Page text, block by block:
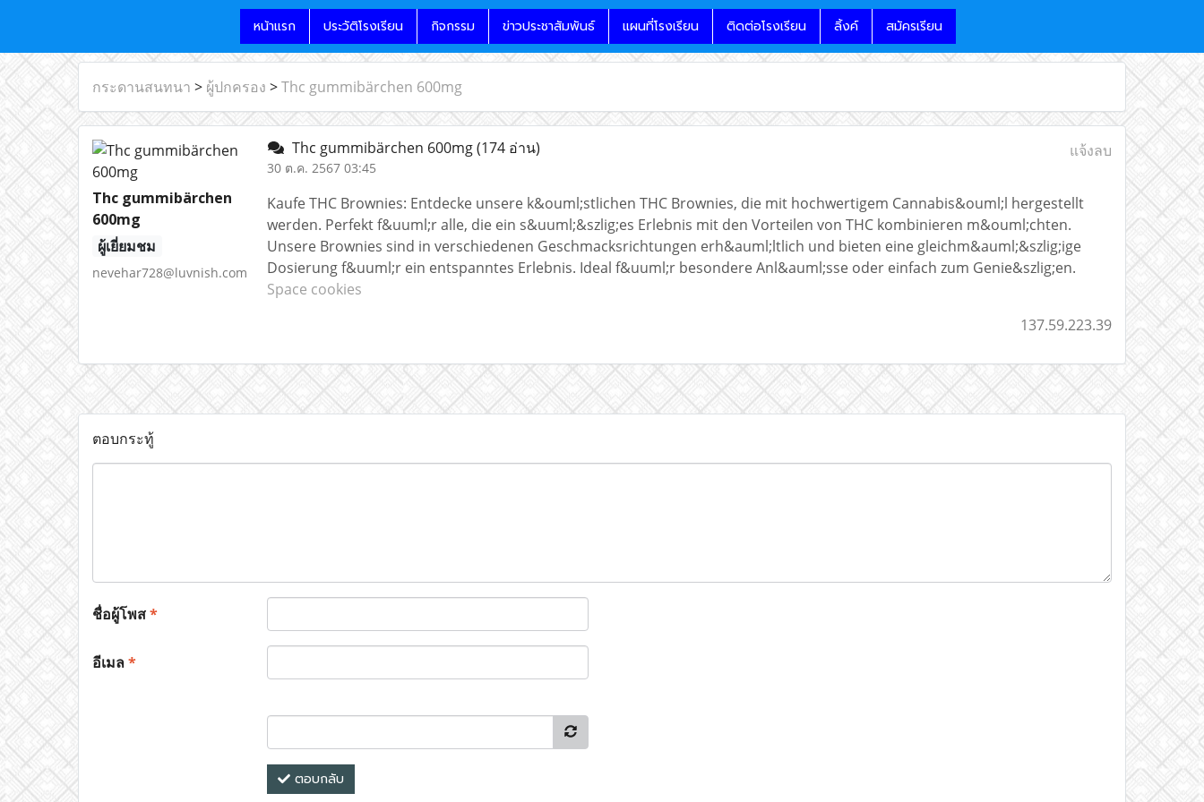
หน้าแรก ประวัติโรงเรียน กิจกรรม ข่าวประชาสัมพันธ์ แผนที่โรงเรียน ติดต่อโรงเรียน ลิ้งค์ สมัครเรียน
กระดานสนทนา > ผู้ปกครอง >Thc gummibärchen 600mg
Thc gummibärchen
600mg
ผู้เยี่ยมชม
nevehar728@luvnish.com
Thc gummibärchen 600mg(174 อ่าน)
30 ต.ค. 2567 03:45
แจ้งลบ
Kaufe THC Brownies: Entdecke unsere k&ouml;stlichen THC Brownies, die mit hochwertigem Cannabis&ouml;l hergestellt
werden. Perfekt f&uuml;r alle, die ein s&uuml;&szlig;es Erlebnis mit den Vorteilen von THC kombinieren m&ouml;chten.
Unsere Brownies sind in verschiedenen Geschmacksrichtungen erh&auml;ltlich und bieten eine gleichm&auml;&szlig;ige
Dosierung f&uuml;r ein entspanntes Erlebnis. Ideal f&uuml;r besondere Anl&auml;sse oder einfach zum Genie&szlig;en.
Space cookies
137.59.223.39
ตอบกระทู้
ชื่อผู้โพส*
อีเมล*
ตอบกลับ